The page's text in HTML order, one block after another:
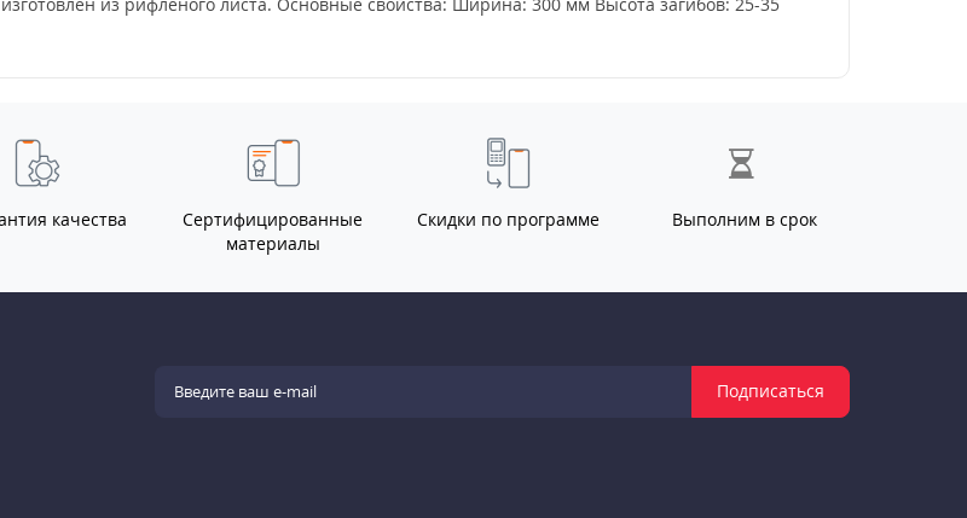
качества
Сертифицированные
материалы
Скидки по программе Выполним в срок
Подписаться